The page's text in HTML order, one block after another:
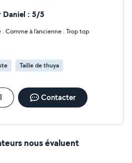
haie
Daniel : 5/5
Comme à l’ancienne . Trop top
Taille de thuya
Contacter
nous évaluent